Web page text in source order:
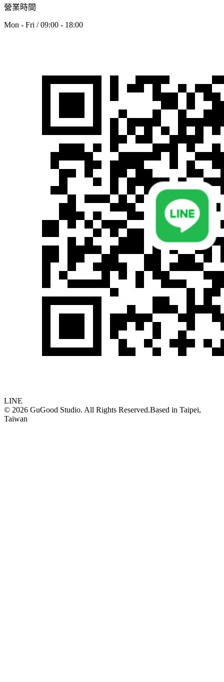
營業時間
Mon - Fri / 09:00 - 18:00
LINE
© 2026 GuGood Studio. All Rights Reserved.Based in Taipei,
Taiwan